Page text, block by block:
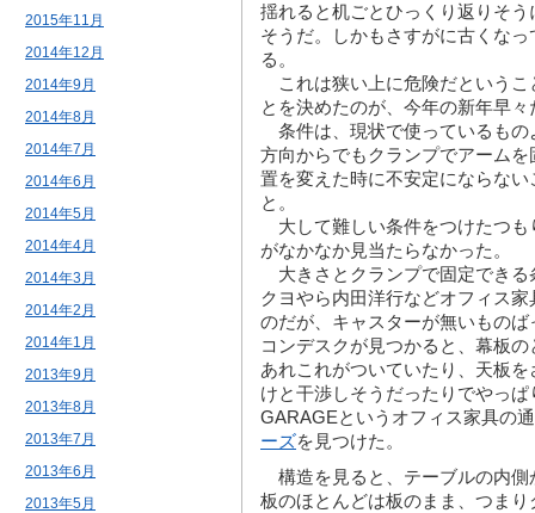
2015年11月
2014年12月
2014年9月
2014年8月
2014年7月
2014年6月
2014年5月
2014年4月
2014年3月
2014年2月
2014年1月
2013年9月
2013年8月
2013年7月
2013年6月
2013年5月
揺れると机ごとひっくり返りそ
そうだ。しかもさすがに古くな
る。
これは狭い上に危険だというこ
とを決めたのが、今年の新年早々
条件は、現状で使っているもの
方向からでもクランプでアーム
置を変えた時に不安定にならな
と。
大して難しい条件をつけたつも
がなかなか見当たらなかった。
大きさとクランプで固定できる
クヨやら内田洋行などオフィス
のだが、キャスターが無いもの
コンデスクが見つかると、幕板
あれこれがついていたり、天板
けと干渉しそうだったりでやっ
GARAGEというオフィス家具の
ーズを見つけた。
構造を見ると、テーブルの内側
板のほとんどは板のまま、つま